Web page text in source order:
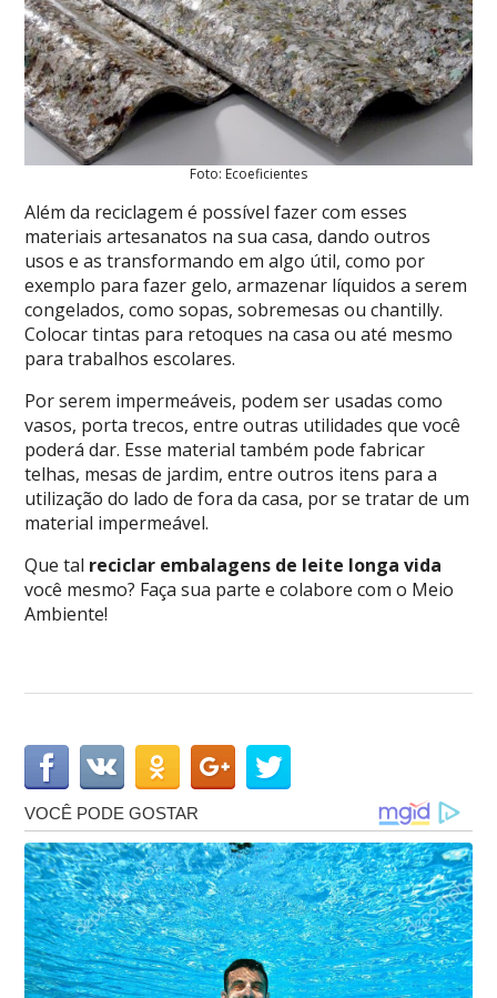
Foto: Ecoeficientes
Além da reciclagem é possível fazer com esses
materiais artesanatos na sua casa, dando outros
usos e as transformando em algo útil, como por
exemplo para fazer gelo, armazenar líquidos a serem
congelados, como sopas, sobremesas ou chantilly.
Colocar tintas para retoques na casa ou até mesmo
para trabalhos escolares.
Por serem impermeáveis, podem ser usadas como
vasos, porta trecos, entre outras utilidades que você
poderá dar. Esse material também pode fabricar
telhas, mesas de jardim, entre outros itens para a
utilização do lado de fora da casa, por se tratar de um
material impermeável.
Que tal reciclar embalagens de leite longa vida
você mesmo? Faça sua parte e colabore com o Meio
Ambiente!